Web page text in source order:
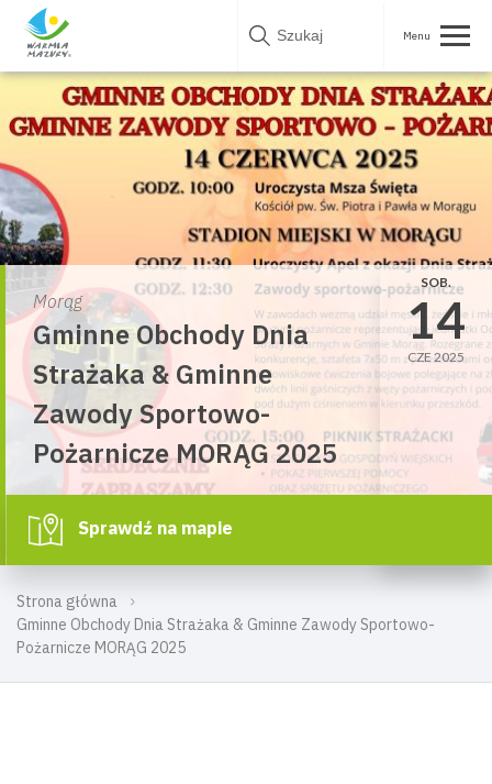
Skip
Strona główna
Gminne Obchody Dnia Strażaka & Gminne Zawody Sportowo-
Pożarnicze MORĄG 2025
Morąg
Gminne Obchody Dnia
Strażaka & Gminne
Zawody Sportowo-
Pożarnicze MORĄG 2025
SOB.
14
CZE 2025
Sprawdź na mapie